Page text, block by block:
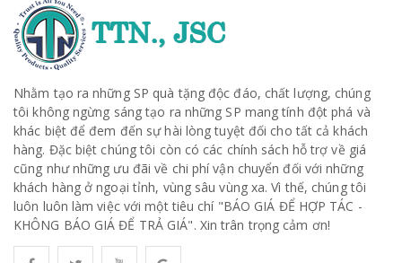
Nhằm tạo ra những SP quà tặng độc đáo, chất lượng, chúng
tôi không ngừng sáng tạo ra những SP mang tính đột phá và
khác biệt để đem đến sự hài lòng tuyệt đối cho tất cả khách
hàng. Đặc biệt chúng tôi còn có các chính sách hỗ trợ về giá
cũng như những ưu đãi về chi phí vận chuyển đối với những
khách hàng ở ngoại tỉnh, vùng sâu vùng xa. Vì thế, chúng tôi
luôn luôn làm việc với một tiêu chí "BÁO GIÁ ĐỂ HỢP TÁC -
KHÔNG BÁO GIÁ ĐỂ TRẢ GIÁ". Xin trân trọng cảm ơn!